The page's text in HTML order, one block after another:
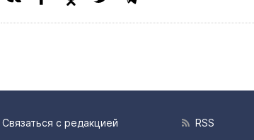
Связаться с редакцией RSS